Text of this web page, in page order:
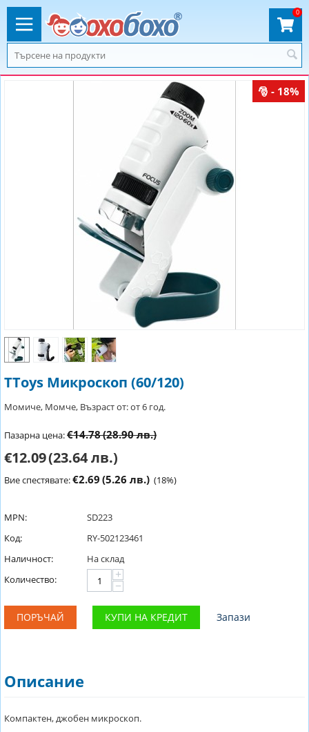
0
- 18%
TToys Микроскоп (60/120)
Момиче, Момче, Възраст от: от 6 год.
Пазарна цена:€14.78(28.90 лв.)
€12.09(23.64 лв.)
Вие спестявате:€2.69 (5.26 лв.) (18%)
MPN:
SD223
Код:
RY-502123461
Наличност:
На склад
Количество:
+
−
ПОРЪЧАЙ КУПИ НА КРЕДИТ Запази
Описание
Компактен, джобен микроскоп.